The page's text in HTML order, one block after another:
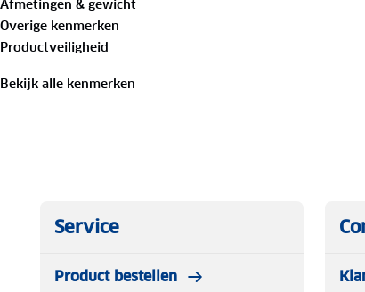
Hierdoor is de jerrycan inzetbaar voor zowel
compacte ontwerp kan de jerrycan eenvoudig
opslagruimtes zonder veel ruimte in te nemen.
Deze water jerrycan biedt een betrouwbare en
tot schoon water tijdens activiteiten onderweg, op
Afmetingen & gewicht
Overige kenmerken
Productveiligheid
Bekijk alle kenmerken
Service
Product bestellen